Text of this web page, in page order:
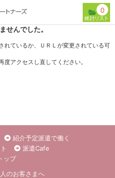
0
せんでした。
れているか、ＵＲＬが変更されている可
アクセスし直してください。
紹介予定派遣で働く
派遣Cafe
ップ
のお客さまへ